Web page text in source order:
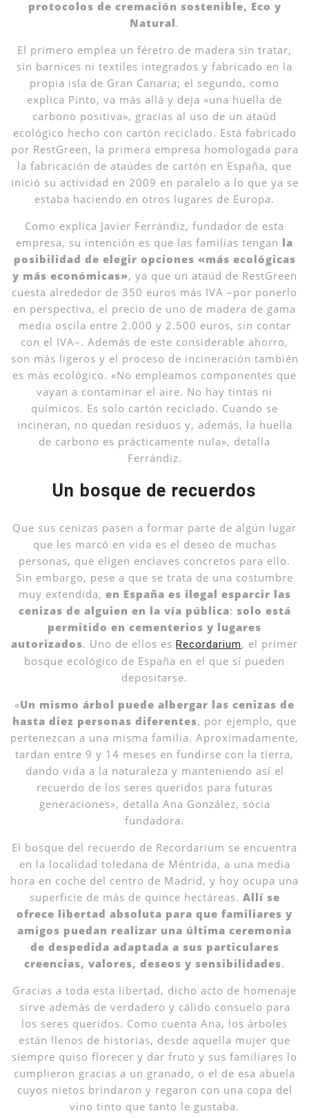
protocolos de cremación sostenible, Eco y
Natural.
El primero emplea un féretro de madera sin tratar,
sin barnices ni textiles integrados y fabricado en la
propia isla de Gran Canaria; el segundo, como
explica Pinto, va más allá y deja «una huella de
carbono positiva», gracias al uso de un ataúd
ecológico hecho con cartón reciclado. Está fabricado
por RestGreen, la primera empresa homologada para
la fabricación de ataúdes de cartón en España, que
inició su actividad en 2009 en paralelo a lo que ya se
estaba haciendo en otros lugares de Europa.
Como explica Javier Ferrándiz, fundador de esta
empresa, su intención es que las familias tengan la
posibilidad de elegir opciones «más ecológicas
y más económicas», ya que un ataúd de RestGreen
cuesta alrededor de 350 euros más IVA –por ponerlo
en perspectiva, el precio de uno de madera de gama
media oscila entre 2.000 y 2.500 euros, sin contar
con el IVA–. Además de este considerable ahorro,
son más ligeros y el proceso de incineración también
es más ecológico. «No empleamos componentes que
vayan a contaminar el aire. No hay tintas ni
químicos. Es solo cartón reciclado. Cuando se
incineran, no quedan residuos y, además, la huella
de carbono es prácticamente nula», detalla
Ferrándiz.
Un bosque de recuerdos
Que sus cenizas pasen a formar parte de algún lugar
que les marcó en vida es el deseo de muchas
personas, que eligen enclaves concretos para ello.
Sin embargo, pese a que se trata de una costumbre
muy extendida, en España es ilegal esparcir las
cenizas de alguien en la vía pública: solo está
permitido en cementerios y lugares
autorizados. Uno de ellos es Recordarium, el primer
bosque ecológico de España en el que sí pueden
depositarse.
«Un mismo árbol puede albergar las cenizas de
hasta diez personas diferentes, por ejemplo, que
pertenezcan a una misma familia. Aproximadamente,
tardan entre 9 y 14 meses en fundirse con la tierra,
dando vida a la naturaleza y manteniendo así el
recuerdo de los seres queridos para futuras
generaciones», detalla Ana González, socia
fundadora.
El bosque del recuerdo de Recordarium se encuentra
en la localidad toledana de Méntrida, a una media
hora en coche del centro de Madrid, y hoy ocupa una
superficie de más de quince hectáreas. Allí se
ofrece libertad absoluta para que familiares y
amigos puedan realizar una última ceremonia
de despedida adaptada a sus particulares
creencias, valores, deseos y sensibilidades.
Gracias a toda esta libertad, dicho acto de homenaje
sirve además de verdadero y cálido consuelo para
los seres queridos. Como cuenta Ana, los árboles
están llenos de historias, desde aquella mujer que
siempre quiso florecer y dar fruto y sus familiares lo
cumplieron gracias a un granado, o el de esa abuela
cuyos nietos brindaron y regaron con una copa del
vino tinto que tanto le gustaba.